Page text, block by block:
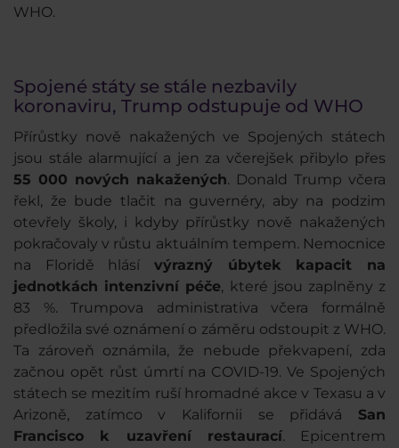
WHO.
Spojené státy se stále nezbavily
koronaviru, Trump odstupuje od WHO
Přírůstky nově nakažených ve Spojených státech
jsou stále alarmující a jen za včerejšek přibylo přes
55 000 nových nakažených. Donald Trump včera
řekl, že bude tlačit na guvernéry, aby na podzim
otevřely školy, i kdyby přírůstky nově nakažených
pokračovaly v růstu aktuálním tempem. Nemocnice
na Floridě hlásí výrazný úbytek kapacit na
jednotkách intenzivní péče, které jsou zaplněny z
83 %. Trumpova administrativa včera formálně
předložila své oznámení o záměru odstoupit z WHO.
Ta zároveň oznámila, že nebude překvapení, zda
začnou opět růst úmrtí na COVID-19. Ve Spojených
státech se mezitím ruší hromadné akce v Texasu a v
Arizoně, zatímco v Kalifornii se přidává San
Francisco k uzavření restaurací. Epicentrem